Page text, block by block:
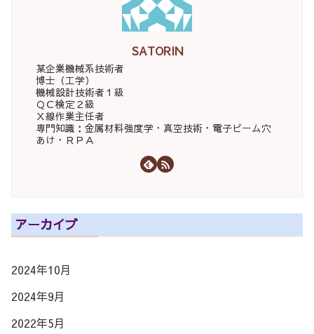
SATORIN
某企業機械系技術者
博士（工学）
機械設計技術者１級
ＱＣ検定２級
Ｘ線作業主任者
専門知識：金属材料強度学・真空技術・電子ビーム穴
あけ・ＲＰＡ
アーカイブ
2024年10月
2024年9月
2022年5月